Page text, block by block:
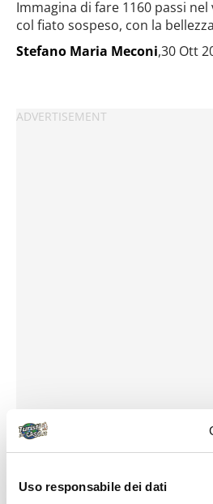
Uso responsabile dei dati
Immagina di fare 1160 passi
col fiato sospeso, con la
Stefano Maria Meconi,30 Ott